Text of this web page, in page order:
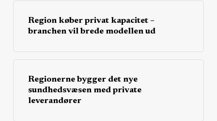
Region køber privat kapacitet –
branchen vil brede modellen ud
Regionerne bygger det nye
sundhedsvæsen med private
leverandører